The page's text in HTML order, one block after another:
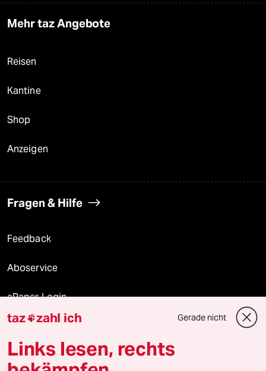
Mehr taz Angebote
Reisen
Kantine
Shop
Anzeigen
Fragen & Hilfe
Feedback
Aboservice
ePaper Login
Downloads für Abonnierende
taz zahl ich Gerade nicht
Links lesen, rechts